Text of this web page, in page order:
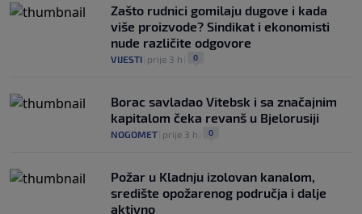
Zašto rudnici gomilaju dugove i kada
više proizvode? Sindikat i ekonomisti
nude različite odgovore
VIJESTI prije 3 h 0
Borac savladao Vitebsk i sa značajnim
kapitalom čeka revanš u Bjelorusiji
NOGOMET prije 3 h 0
Požar u Kladnju izolovan kanalom,
središte opožarenog područja i dalje
aktivno